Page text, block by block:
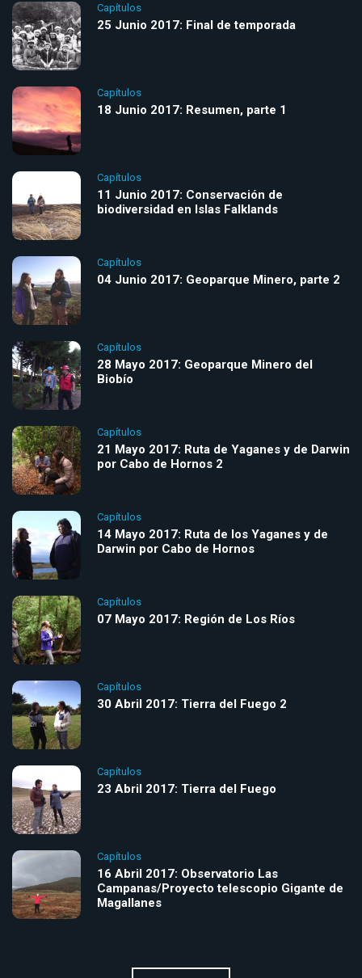
Capítulos
25 Junio 2017: Final de temporada
Capítulos
18 Junio 2017: Resumen, parte 1
Capítulos
11 Junio 2017: Conservación de
biodiversidad en Islas Falklands
Capítulos
04 Junio 2017: Geoparque Minero, parte 2
Capítulos
28 Mayo 2017: Geoparque Minero del
Biobío
Capítulos
21 Mayo 2017: Ruta de Yaganes y de Darwin
por Cabo de Hornos 2
Capítulos
14 Mayo 2017: Ruta de los Yaganes y de
Darwin por Cabo de Hornos
Capítulos
07 Mayo 2017: Región de Los Ríos
Capítulos
30 Abril 2017: Tierra del Fuego 2
Capítulos
23 Abril 2017: Tierra del Fuego
Capítulos
16 Abril 2017: Observatorio Las
Campanas/Proyecto telescopio Gigante de
Magallanes